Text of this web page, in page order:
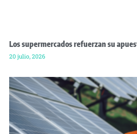
Los supermercados refuerzan su
20 julio, 2026